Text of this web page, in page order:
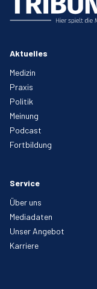
Aktuelles
Medizin
Praxis
Politik
Meinung
Podcast
Fortbildung
Service
Über uns
Mediadaten
Unser Angebot
Karriere